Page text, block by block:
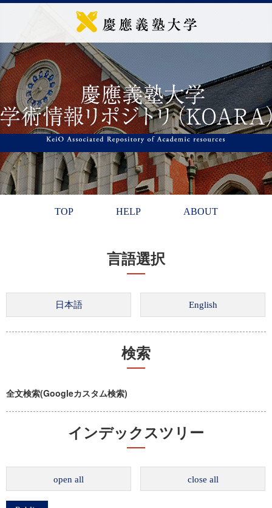
TOP HELP ABOUT
言語選択
検索
全文検索(Googleカスタム検索)
インデックスツリー
open all close all